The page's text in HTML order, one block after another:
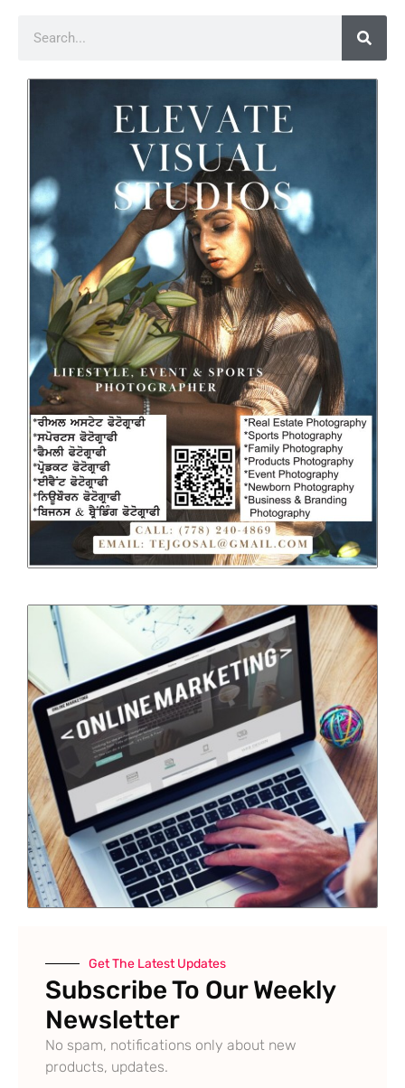
Get The Latest Updates
Subscribe To Our Weekly
Newsletter
No spam, notifications only about new
products, updates.